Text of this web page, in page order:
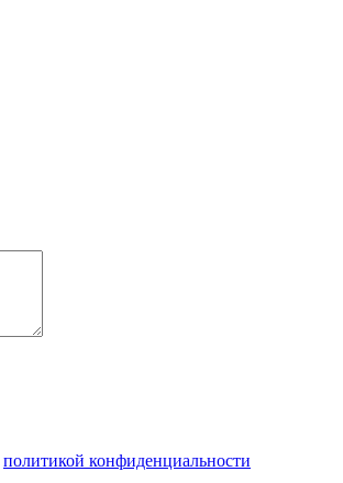
политикой конфиденциальности